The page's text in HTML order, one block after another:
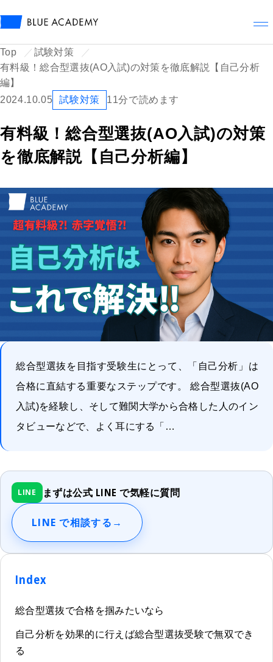
Top
試験対策
有料級！総合型選抜(AO入試)の対策を徹底解説【自己分析
編】
2024.10.05
試験対策 11分で読めます
有料級！総合型選抜(AO入試)の対策
を徹底解説【自己分析編】
総合型選抜を目指す受験生にとって、「自己分析」は
合格に直結する重要なステップです。 総合型選抜(AO
入試)を経験し、そして難関大学から合格した人のイン
タビューなどで、よく耳にする「…
LINE まずは公式 LINE で気軽に質問
LINE で相談する →
Index
総合型選抜で合格を掴みたいなら
自己分析を効果的に行えば総合型選抜受験で無双でき
る